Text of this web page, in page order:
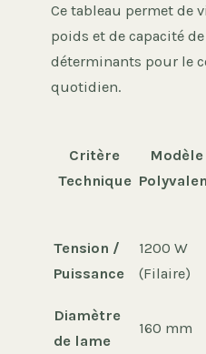
Ce tableau permet de
poids et de capacité
déterminants pour le
quotidien.
Critère
Technique
Modèle
Tension /
Puissance
1200 W
(Filaire)
Diamètre
de lame
160 mm